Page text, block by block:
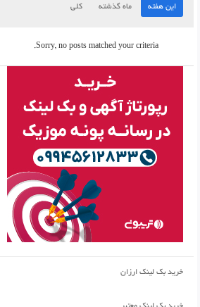
این هفته ماه گذشته کلی
Sorry, no posts matched your criteria.
خرید بک لینک ارزان